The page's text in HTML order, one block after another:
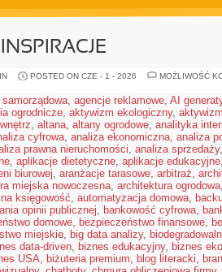
POSTED ON CZE - 1 - 2026
MOŻLIWOŚĆ
, agencje reklamowe, AI
ogrodnicze, aktywizm ekologiczny,
, altana, altany ogrodowe, analityka
cyfrowa, analiza ekonomiczna, analiza
prawna nieruchomości, analiza sprzedaży
, aplikacje dietetyczne, aplikacje edukacyjne
biurowej, aranżacje tarasowe, arbitraż,
miejska nowoczesna, architektura ogrodowa
księgowość, automatyzacja domowa,
opinii publicznej, bankowość cyfrowa,
domowe, bezpieczeństwo finansowe,
miejskie, big data analizy,
data-driven, biznes edukacyjny, biznes
USA, biżuteria premium, blog literacki,